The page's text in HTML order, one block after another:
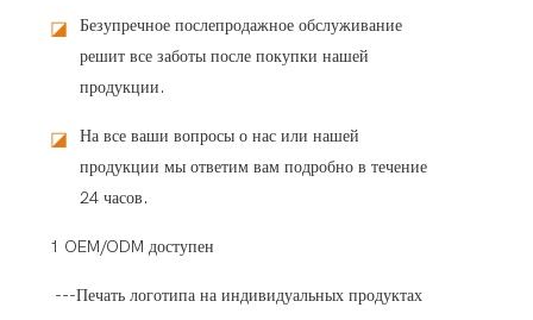
◪
Безупречное послепродажное обслуживание
решит все заботы после покупки нашей
продукции.
◪
На все ваши вопросы о нас или нашей
продукции мы ответим вам подробно в течение
24 часов.
1 OEM/ODM доступен
---Печать логотипа на индивидуальных продуктах